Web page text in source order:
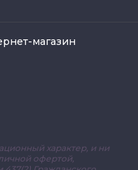
магазин
характер, и ни
офертой,